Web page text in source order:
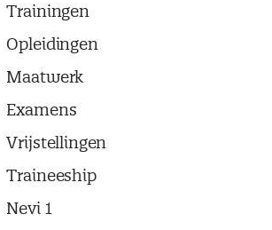
Trainingen
Opleidingen
Maatwerk
Examens
Vrijstellingen
Traineeship
Nevi 1